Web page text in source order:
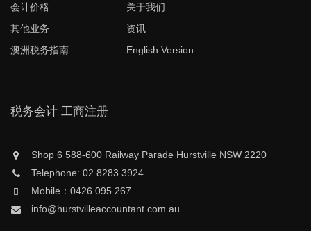
会计价格
关于我们
其他业务
资讯
澳洲税务指南
English Version
税务会计 工商注册
Shop 6 588-600 Railway Parade Hurstville NSW 2220
Telephone: 02 8283 3924
Mobile：0426 095 267
info@hurstvilleaccountant.com.au